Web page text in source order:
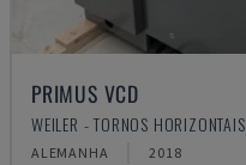
PRIMUS VCD
WEILER - TORNOS HORIZONTAIS
ALEMANHA 2018